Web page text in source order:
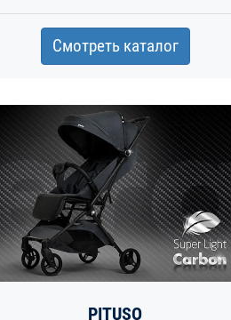
Смотреть каталог
PITUSO